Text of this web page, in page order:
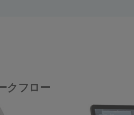
クフロー